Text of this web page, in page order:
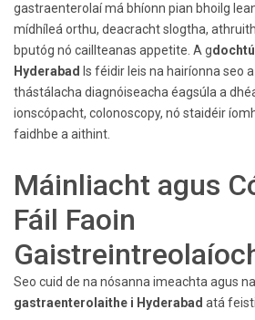
gastraenterolaí má bhíonn pian bhoilg
mídhíleá orthu, deacracht slogtha,
bputóg nó caillteanas appetite. A g
Hyderabad Is féidir leis na hairíonna seo
thástálacha diagnóiseacha éagsúla a
ionscópacht, colonoscopy, nó staidéir
faidhbe a aithint.
Máinliacht agus
Fáil Faoin
Seo cuid de na nósanna imeachta agus
gastraenterolaithe i Hyderabad atá